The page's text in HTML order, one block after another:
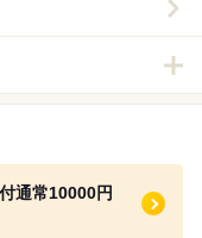
通常10000円